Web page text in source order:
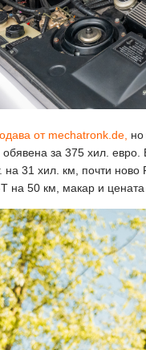
от mechatronk.de,
обявена за 375 хил.
на 31 хил. км, почти
на 50 км, макар и